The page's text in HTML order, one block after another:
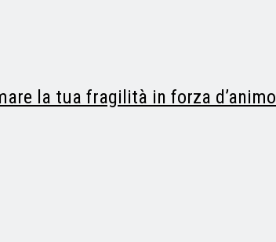
la tua fragilità in forza d’animo